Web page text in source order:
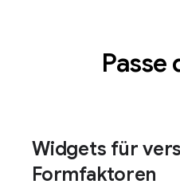
Passe
Widgets für
Formfaktoren